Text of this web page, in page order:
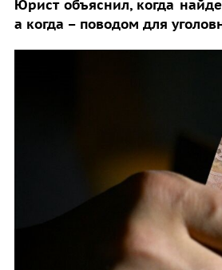
Юрист объяснил, когда
а когда – поводом для